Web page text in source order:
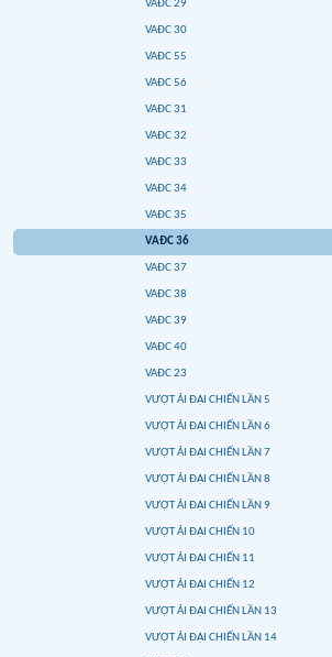
VAĐC 29
VAĐC 30
VAĐC 55
VAĐC 56
VAĐC 31
VAĐC 32
VAĐC 33
VAĐC 34
VAĐC 35
VAĐC 36
VAĐC 37
VAĐC 38
VAĐC 39
VAĐC 40
VAĐC 23
VƯỢT ẢI ĐẠI CHIẾN LẦN 5
VƯỢT ẢI ĐẠI CHIẾN LẦN 6
VƯỢT ẢI ĐẠI CHIẾN LẦN 7
VƯỢT ẢI ĐẠI CHIẾN LẦN 8
VƯỢT ẢI ĐẠI CHIẾN LẦN 9
VƯỢT ẢI ĐẠI CHIẾN 10
VƯỢT ẢI ĐẠI CHIẾN 11
VƯỢT ẢI ĐẠI CHIẾN 12
VƯỢT ẢI ĐẠI CHIẾN LẦN 13
VƯỢT ẢI ĐẠI CHIẾN LẦN 14